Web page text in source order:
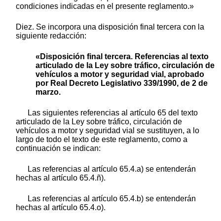
condiciones indicadas en el presente reglamento.»
Diez. Se incorpora una disposición final tercera con la
siguiente redacción:
«Disposición final tercera. Referencias al texto
articulado de la Ley sobre tráfico, circulación de
vehículos a motor y seguridad vial, aprobado
por Real Decreto Legislativo 339/1990, de 2 de
marzo.
Las siguientes referencias al artículo 65 del texto
articulado de la Ley sobre tráfico, circulación de
vehículos a motor y seguridad vial se sustituyen, a lo
largo de todo el texto de este reglamento, como a
continuación se indican:
Las referencias al artículo 65.4.a) se entenderán
hechas al artículo 65.4.ñ).
Las referencias al artículo 65.4.b) se entenderán
hechas al artículo 65.4.o).